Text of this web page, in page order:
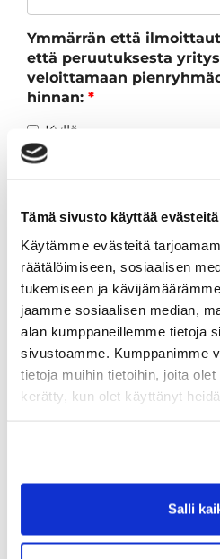
Tämä sivusto käyttää evästeitä
Käytämme evästeitä
räätälöimiseen, sosiaalisen
tukemiseen ja
jaamme sosiaalisen median,
alan kumppaneillemme tietoja
sivustoamme. Kumppanimme
tietoja muihin tietoihin, joita
kerätty, kun olet käyttänyt
Salli
Ymmärrän että
että peruutuksesta
veloittamaan
hinnan: *
Kyllä
Olen lukenut
Ilmoittaudu
Miksi